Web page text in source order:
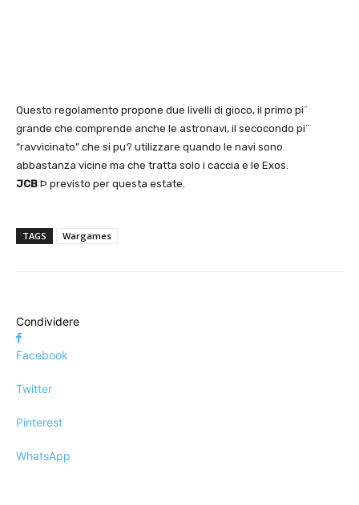
Questo regolamento propone due livelli di gioco, il primo pi¨
grande che comprende anche le astronavi, il secocondo pi¨
“ravvicinato” che si pu? utilizzare quando le navi sono
abbastanza vicine ma che tratta solo i caccia e le Exos.
JCB Þ previsto per questa estate.
TAGS Wargames
Condividere
Facebook
Twitter
Pinterest
WhatsApp